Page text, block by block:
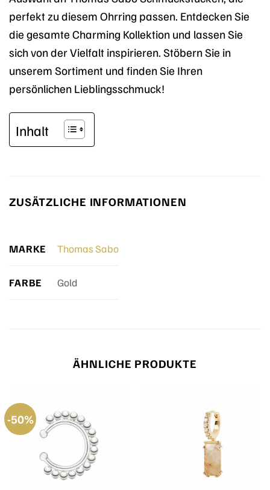
perfekt zu diesem Ohrring passen. Entdecken Sie
die gesamte Charming Kollektion und lassen Sie
sich von der Vielfalt inspirieren. Stöbern Sie in
unserem Sortiment und finden Sie Ihren
persönlichen Lieblingsschmuck!
Inhalt
ZUSÄTZLICHE INFORMATIONEN
MARKE Thomas Sabo
FARBE Gold
ÄHNLICHE PRODUKTE
-50%